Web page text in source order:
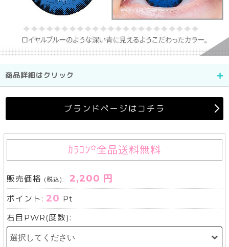
商品詳細はクリック
ブランドページはコチラ
ｶﾗｺﾝ 全品送料無料
販売価格 (税込): 2,200 円
ポイント: 20 Pt
右目PWR(度数):